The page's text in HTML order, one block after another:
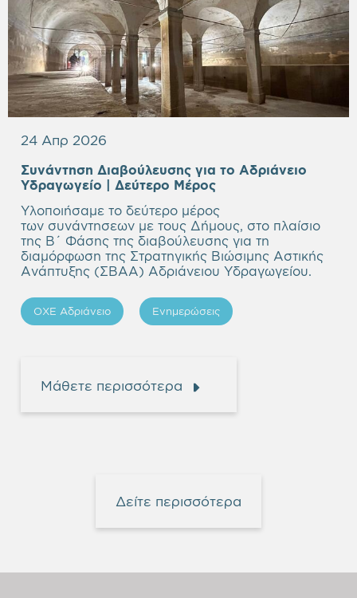
24 Απρ 2026
Συνάντηση Διαβούλευσης για το Αδριάνειο
Υδραγωγείο
| Δεύτερο Μέρος
Υλοποιήσαμε το δεύτερο μέρος
των συνάντησεων με τους Δήμους, στο πλαίσιο
της Β΄ Φάσης της διαβούλευσης για τη
διαμόρφωση της Στρατηγικής Βιώσιμης Αστικής
Ανάπτυξης (ΣΒΑΑ) Αδριάνειου Υδραγωγείου.
ΟΧΕ Αδριάνειο Ενημερώσεις
Μάθετε περισσότερα
Δείτε περισσότερα